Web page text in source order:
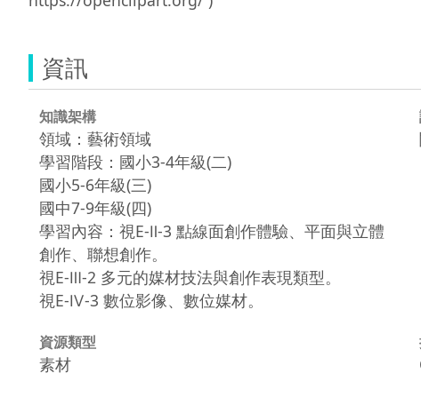
資訊
知識架構
領域：藝術領域
學習階段：國小3-4年級(二)
國小5-6年級(三)
國中7-9年級(四)
學習內容：視E-Ⅱ-3 點線面創作體驗、平面與立體
創作、聯想創作。
視E-Ⅲ-2 多元的媒材技法與創作表現類型。
視E-Ⅳ-3 數位影像、數位媒材。
資源類型
素材